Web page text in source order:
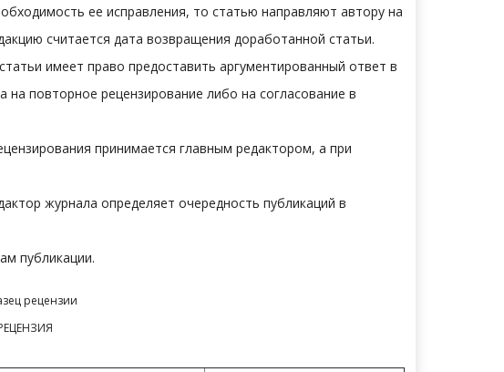
ее исправления, то статью направляют автору на
считается дата возвращения доработанной статьи.
имеет право предоставить аргументированный ответ в
повторное рецензирование либо на согласование в
принимается главным редактором, а при
журнала определяет очередность публикаций в
публикации.
рецензии